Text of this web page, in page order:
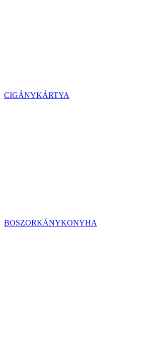
CIGÁNYKÁRTYA
BOSZORKÁNYKONYHA